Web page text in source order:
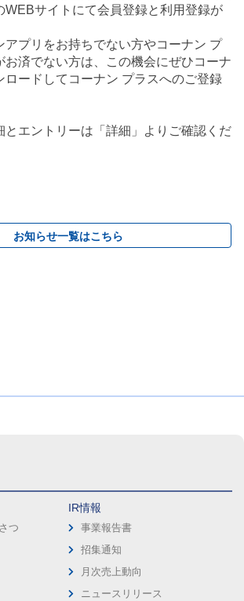
WEBサイトにて会員登録と利用登録が
アプリをお持ちでない方やコーナン プ
お済でない方は、この機会にぜひコーナ
ロードしてコーナン プラスへのご登録
とエントリーは「詳細」よりご確認くだ
お知らせ一覧はこちら
つ
IR情報
事業報告書
招集通知
月次売上動向
ニュースリリース